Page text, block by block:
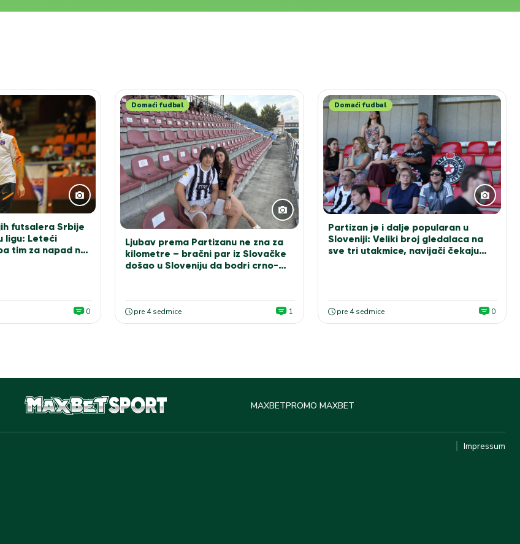
futsalera Srbije
ligu: Leteći
tim za napad na
0
Domaći fudbal
Ljubav prema Partizanu ne zna za
kilometre – bračni par iz Slovačke
došao u Sloveniju da bodri crno-
pre 4 sedmice 1
Domaći fudbal
Partizan je i dalje popularan u
Sloveniji: Veliki broj gledalaca na
sve tri utakmice, navijači čekaju
pre 4 sedmice 0
MAXBETPROMO MAXBET
Impressum